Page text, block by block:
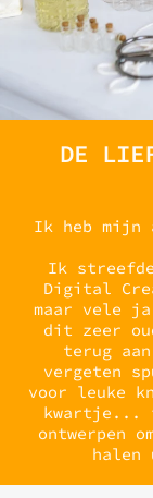
DE
Ik heb mijn
Ik
Digital
maar vele
dit zeer
terug
vergeten
voor leuke
kwartje...
ontwerpen
halen